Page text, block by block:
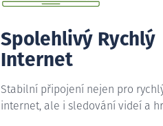
Spolehlivý Rychlý
Internet
Stabilní připojení nejen pro
internet, ale i sledování videí a